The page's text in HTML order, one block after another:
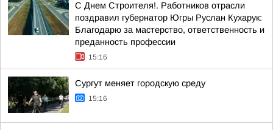
С Днем Строителя!. Работников отрасли
поздравил губернатор Югры Руслан Кухарук:
Благодарю за мастерство, ответственность и
преданность профессии
15:16
Сургут меняет городскую среду
15:16